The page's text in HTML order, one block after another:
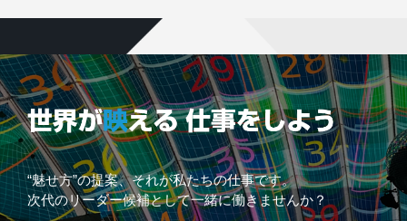
“魅せ方”の提案、それが私たちの仕事です。
次代のリーダー候補として一緒に働きませんか？